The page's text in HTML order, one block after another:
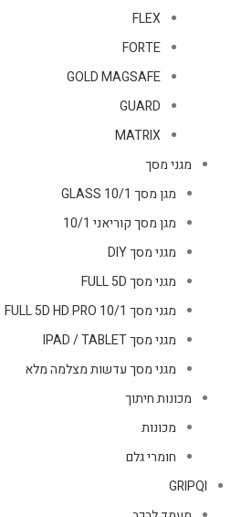
FLEX
FORTE
GOLD MAGSAFE
GUARD
MATRIX
מגני מסך
מגן מסך GLASS 10/1
מגן מסך קוריאני 10/1
מגני מסך DIY
מגני מסך FULL 5D
מגני מסך FULL 5D HD PRO 10/1
מגני מסך IPAD / TABLET
מגני מסך עדשות מצלמה מלא
מכונות חיתוך
מכונות
חומרי גלם
GRIPQI